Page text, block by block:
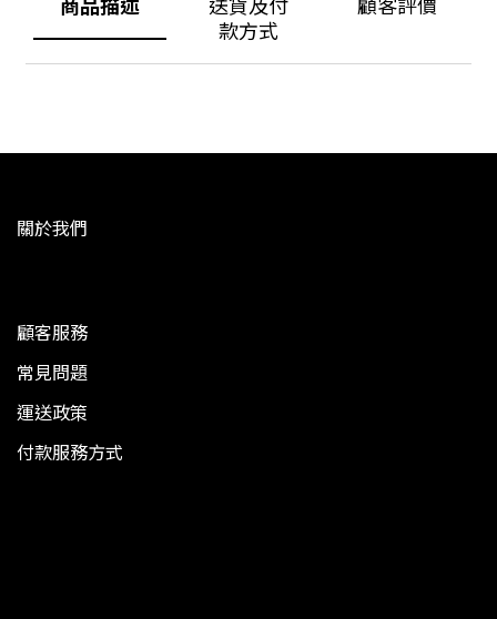
商品描述
送貨及付
款方式
顧客評價
關於我們
顧客服務
常見問題
運送政策
付款服務方式